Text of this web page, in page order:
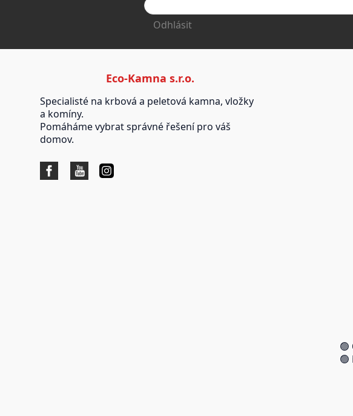
Odhlásit
Eco-Kamna s.r.o.
Specialisté na krbová a peletová kamna, vložky
a komíny.
Pomáháme vybrat správné řešení pro váš
domov.
🟢
🟢